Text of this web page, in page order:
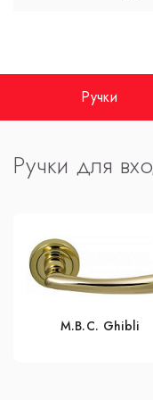
Ручки
Ручки для
M.B.C. Ghibli